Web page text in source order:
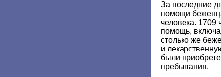
За последние
помощи
человека. 1709
помощь,
столько же
и
были
пребывания.